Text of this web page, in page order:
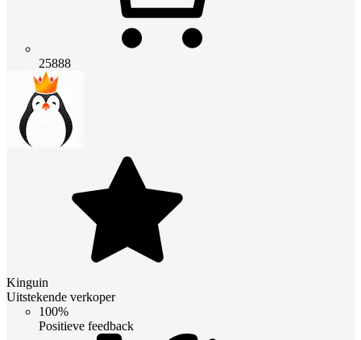
25888
Kinguin
Uitstekende verkoper
100%
Positieve feedback